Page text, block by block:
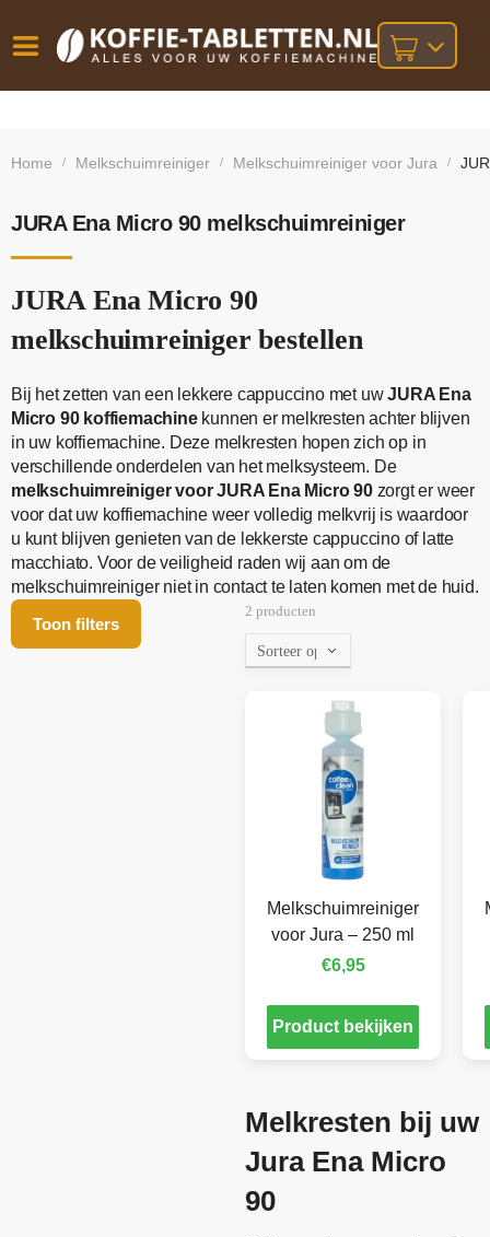
besteld,
bij orders
Home / Melkschuimreiniger / Melkschuimreiniger voor Jura /
JURA Ena Micro 90 melkschuimreiniger
JURA Ena Micro 90
melkschuimreiniger bestellen
Bij het zetten van een lekkere cappuccino met uwJURA Ena
Micro 90 koffiemachinekunnen er melkresten achter blijven
in uw koffiemachine. Deze melkresten hopen zich op in
verschillende onderdelen van het melksysteem. De
melkschuimreiniger voor JURA Ena Micro 90zorgt er weer
voor dat uw koffiemachine weer volledig melkvrij is waardoor
u kunt blijven genieten van de lekkerste cappuccino of latte
macchiato. Voor de veiligheid raden wij aan om de
melkschuimreiniger niet in contact te laten komen met de huid.
Toon filters
2 producten
Melkschuimreiniger
voor Jura – 250 ml
€6,95
Product bekijken
Melkresten bij uw
Jura Ena Micro
90